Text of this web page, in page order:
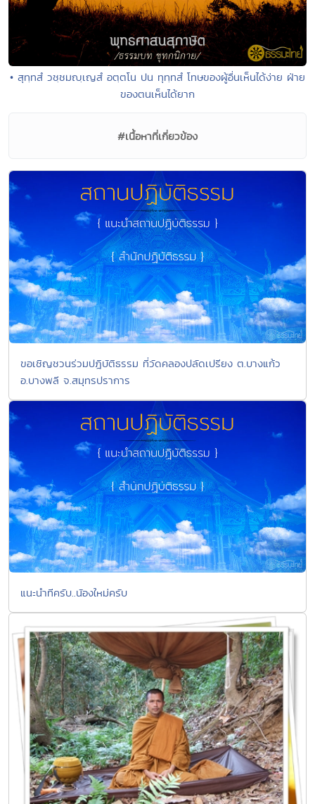
• สุทฺทสํ วชฺชมญฺเญสํ อตฺตโน ปน ทุทฺทสํ โทษของผู้อื่นเห็นได้ง่าย ฝ่าย
ของตนเห็นได้ยาก
#เนื้อหาที่เกี่ยวข้อง
ขอเชิญชวนร่วมปฎิบัติธรรม ที่วัดคลองปลัดเปรียง ต.บางแก้ว
อ.บางพลี จ.สมุทรปราการ
แนะนำทีครับ..นัองใหม่ครับ